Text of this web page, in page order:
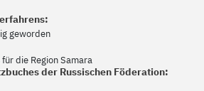
geworden
die Region Samara
der Russischen Föderation: